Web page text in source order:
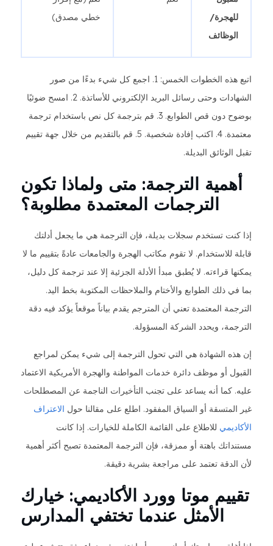
للهجرة/
الوظائف
خطي مصدق)
اتبع هذه الخطوات الخمس: 1. اجمع كل شيء بدءًا من صور
الشهادات وحتى رسائل البريد الإلكتروني للأساتذة. 2. امسح ضوئيًا
بوضوح دون قص الطوابع. 3. قم بترجمة كل نص باستخدام ترجمة
معتمدة. 4. اكتب إفادة شخصية. 5. قم بالتقديم من خلال جهة تقييم
تقبل الوثائق البديلة.
أهمية الترجمة: متى ولماذا تكون
الترجمات المعتمدة مطلوبة؟
إذا كنت تستخدم سجلات بديلة، فإن الترجمة هي ما يجعل أدلتك
قابلة للاستخدام. لا تقوم مكاتب الهجرة والجامعات عادةً بتقييم ما لا
يمكنها قراءته. لا يُطبق مبدأ الأدلة الجزئية إلا عند ترجمة كل دليل،
بما في ذلك الطوابع والأختام والملاحظات المكتوبة بخط اليد.
الترجمة المعتمدة تعني أن المترجم يقدم بياناً موقعاً يؤكد فيه دقة
الترجمة، ويحدد الشركة المسؤولة.
إن هذه الشهادة هي التي تحول الترجمة إلى شيء يمكن لمراجع
القبول أو موظف دائرة خدمات المواطنة والهجرة الأمريكية الاعتماد
عليه. كما أنه يساعد على تجنب التأخيرات الناجمة عن المصطلحات
غير المتسقة أو السياق المفقود. اطلع على مقالنا حول الاعتراف
الأكاديمي للاطلاع على القائمة الكاملة للخيارات. إذا كانت
مستنداتك باهتة أو ممزقة، فإن الترجمة المعتمدة تصبح أكثر أهمية
لأن الدقة تعتمد على مراجعة بشرية دقيقة.
تقييم موتا وورد الأكاديمي: خيارك
الأمثل عندما تختفي المدارس